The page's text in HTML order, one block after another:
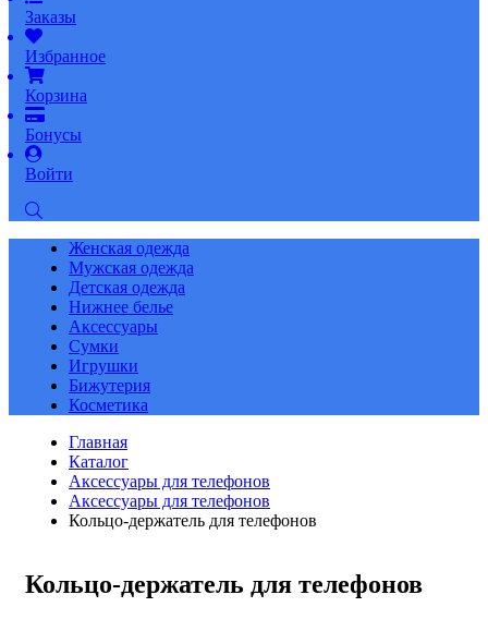
Заказы
Избранное
Корзина
Бонусы
Войти
Женская одежда
Мужская одежда
Детская одежда
Нижнее белье
Аксессуары
Сумки
Игрушки
Бижутерия
Косметика
Главная
Каталог
Аксессуары для телефонов
Аксессуары для телефонов
Кольцо-держатель для телефонов
Кольцо-держатель для телефонов